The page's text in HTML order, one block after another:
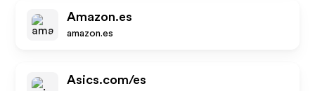
Amazon.es
amazon.es
Asics.com/es